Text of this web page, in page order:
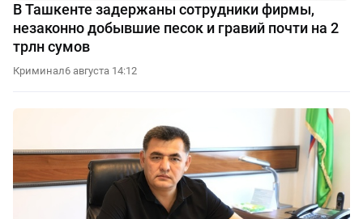
В Ташкенте задержаны сотрудники фирмы,
незаконно добывшие песок и гравий почти на 2
трлн сумов
Криминал6 августа 14:12